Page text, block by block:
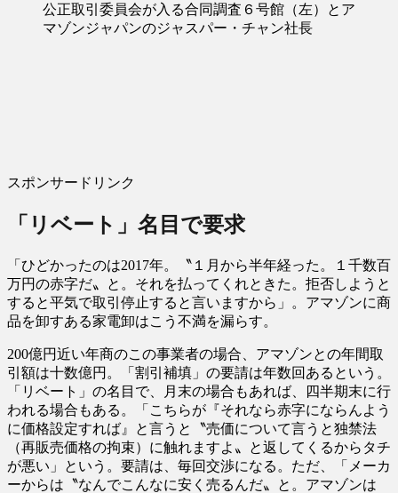
公正取引委員会が入る合同調査６号館（左）とア
マゾンジャパンのジャスパー・チャン社長
スポンサードリンク
「リベート」名目で要求
「ひどかったのは2017年。〝１月から半年経った。１千数百
万円の赤字だ〟と。それを払ってくれときた。拒否しようと
すると平気で取引停止すると言いますから」。アマゾンに商
品を卸すある家電卸はこう不満を漏らす。
200億円近い年商のこの事業者の場合、アマゾンとの年間取
引額は十数億円。「割引補填」の要請は年数回あるという。
「リベート」の名目で、月末の場合もあれば、四半期末に行
われる場合もある。「こちらが『それなら赤字にならんよう
に価格設定すれば』と言うと〝売価について言うと独禁法
（再販売価格の拘束）に触れますよ〟と返してくるからタチ
が悪い」という。要請は、毎回交渉になる。ただ、「メーカ
ーからは〝なんでこんなに安く売るんだ〟と。アマゾンは